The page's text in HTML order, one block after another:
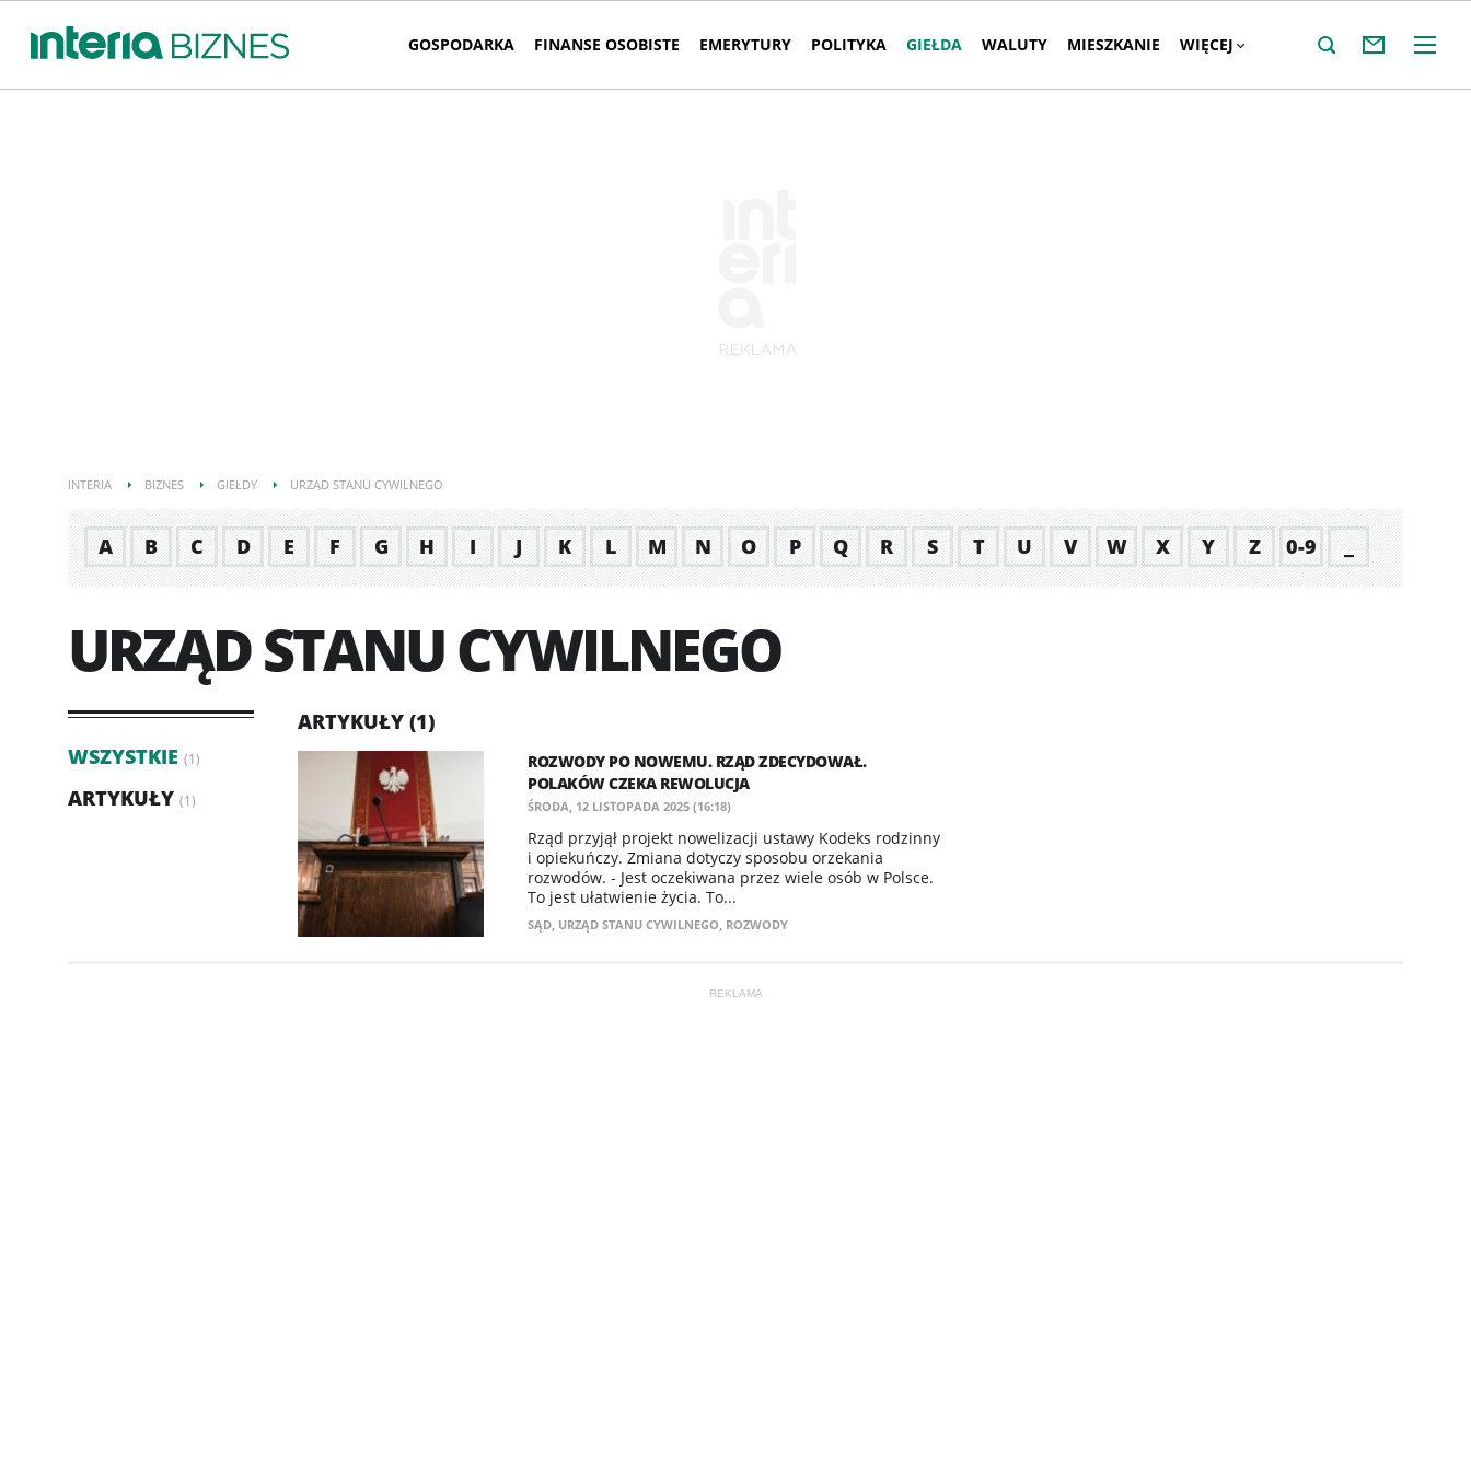
GOSPODARKA FINANSE OSOBISTE EMERYTURY POLITYKA GIEŁDA WALUTY MIESZKANIE WIĘCEJ
INTERIA BIZNES GIEŁDY URZĄD STANU CYWILNEGO
A B C D E F G H I J K L M N O P Q R S T U V W X Y Z 0-9
URZĄD STANU CYWILNEGO
WSZYSTKIE (1)
ARTYKUŁY (1)
ARTYKUŁY (1)
ROZWODY PO NOWEMU. RZĄD ZDECYDOWAŁ.
POLAKÓW CZEKA REWOLUCJA
ŚRODA, 12 LISTOPADA 2025 (16:18)
Rząd przyjął projekt nowelizacji ustawy Kodeks rodzinny
i opiekuńczy. Zmiana dotyczy sposobu orzekania
rozwodów. - Jest oczekiwana przez wiele osób w Polsce.
To jest ułatwienie życia. To...
SĄD, URZĄD STANU CYWILNEGO, ROZWODY
REKLAMA